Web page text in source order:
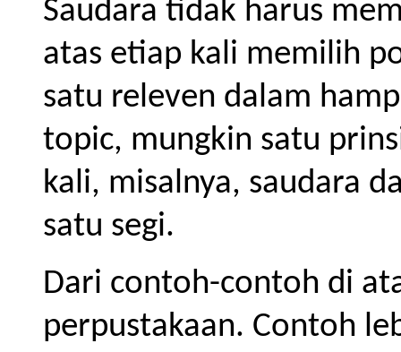
Saudara tidak harus
atas etiap kali memilih
satu releven dalam
topic, mungkin satu
kali, misalnya, saudara
satu segi.
Dari contoh-contoh di
perpustakaan. Contoh